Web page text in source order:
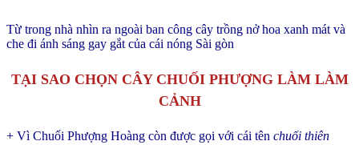
Từ trong nhà nhìn ra ngoài ban công cây trồng nở hoa xanh mát và
che đi ánh sáng gay gắt của cái nóng Sài gòn
TẠI SAO CHỌN CÂY CHUỐI PHƯỢNG LÀM LÀM
CẢNH
+ Vì Chuối Phượng Hoàng còn được gọi với cái tên chuối thiên